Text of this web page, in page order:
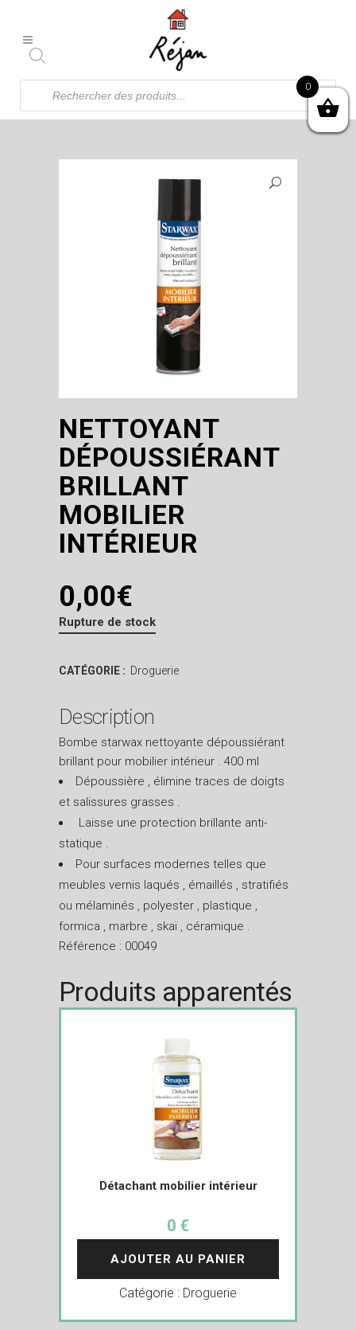
Recherche
produits
NETTOYANT
DÉPOUSSIÉRANT
BRILLANT
MOBILIER
INTÉRIEUR
0,00€
Rupture de stock
CATÉGORIE : Droguerie
Description
Bombe starwax nettoyante dépoussiérant
brillant pour mobilier intérieur . 400 ml
Dépoussière , élimine traces de doigts
et salissures grasses .
Laisse une protection brillante anti-
statique .
Pour surfaces modernes telles que
meubles vernis laqués , émaillés , stratifiés
ou mélaminés , polyester , plastique ,
formica , marbre , skaï , céramique .
Référence : 00049
Produits apparentés
Détachant mobilier intérieur
0 €
AJOUTER AU PANIER
Catégorie : Droguerie
0